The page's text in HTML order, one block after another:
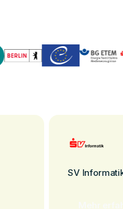
SV